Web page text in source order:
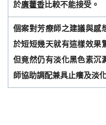
於廣藿香 比較不能接受。
個案對芳療師之建議與感
於短短幾天就有這樣效果
但竟然仍有淡化黑色素沉
師協助調配兼具止癢及淡